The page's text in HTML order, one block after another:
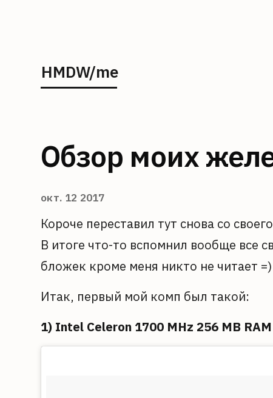
HMDW/me
Обзор моих
окт. 12 2017
Короче переставил тут снова со
В итоге что-то вспомнил вообще все
бложек кроме меня никто не читает =)
Итак, первый мой комп был такой:
1) Intel Celeron 1700 MHz 256 MB RAM